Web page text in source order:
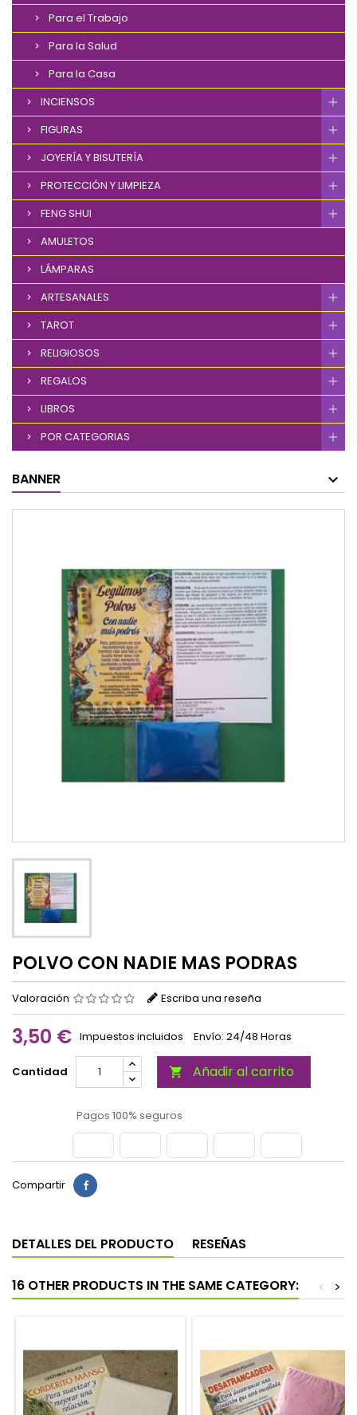
Para el Trabajo
Para la Salud
Para la Casa
INCIENSOS
FIGURAS
JOYERÍA Y BISUTERÍA
PROTECCIÓN Y LIMPIEZA
FENG SHUI
AMULETOS
LÁMPARAS
ARTESANALES
TAROT
RELIGIOSOS
REGALOS
LIBROS
POR CATEGORIAS
BANNER
POLVO CON NADIE MAS PODRAS
Valoración Escriba una reseña
3,50 € Impuestos incluidos Envío: 24/48 Horas
Cantidad  Añadir al carrito
Pagos 100% seguros
Compartir
DETALLES DEL PRODUCTO RESEÑAS
16 OTHER PRODUCTS IN THE SAME CATEGORY: >
<